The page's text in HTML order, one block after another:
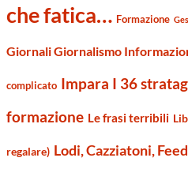
che fatica… Formazione
Giornali Giornalismo
complicato Impara I 36
formazione Le frasi terribili
regalare) Lodi, Cazziatoni,